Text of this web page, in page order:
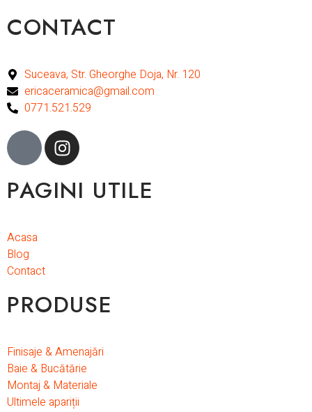
CONTACT
Suceava, Str. Gheorghe Doja, Nr. 120
ericaceramica@gmail.com
0771.521.529
PAGINI UTILE
Acasa
Blog
Contact
PRODUSE
Finisaje & Amenajări
Baie & Bucătărie
Montaj & Materiale
Ultimele apariții